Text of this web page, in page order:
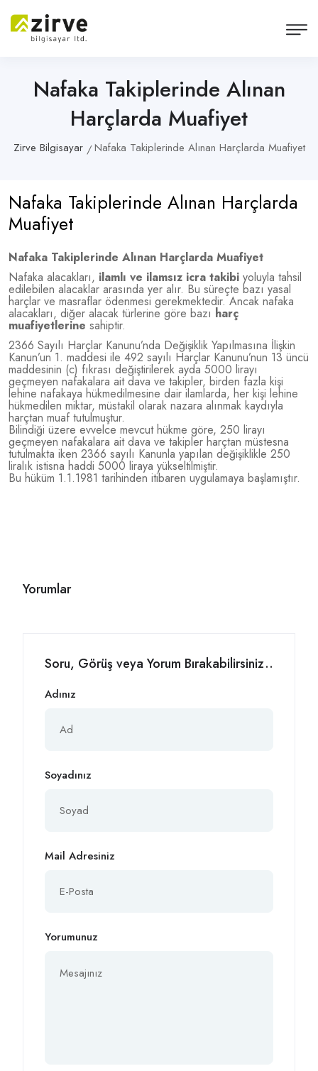
Nafaka Takiplerinde Alınan
Harçlarda Muafiyet
Zirve Bilgisayar Nafaka Takiplerinde Alınan Harçlarda Muafiyet
Nafaka Takiplerinde Alınan Harçlarda
Muafiyet
Nafaka Takiplerinde Alınan Harçlarda Muafiyet
Nafaka alacakları, ilamlı ve ilamsız icra takibi yoluyla tahsil
edilebilen alacaklar arasında yer alır. Bu süreçte bazı yasal
harçlar ve masraflar ödenmesi gerekmektedir. Ancak nafaka
alacakları, diğer alacak türlerine göre bazı harç
muafiyetlerine sahiptir.
2366 Sayılı Harçlar Kanunu’nda Değişiklik Yapılmasına İlişkin
Kanun’un 1. maddesi ile 492 sayılı Harçlar Kanunu’nun 13 üncü
maddesinin (c) fıkrası değiştirilerek ayda 5000 lirayı
geçmeyen nafakalara ait dava ve takipler, birden fazla kişi
lehine nafakaya hükmedilmesine dair ilamlarda, her kişi lehine
hükmedilen miktar, müstakil olarak nazara alınmak kaydıyla
harçtan muaf tutulmuştur.
Bilindiği üzere evvelce mevcut hükme göre, 250 lirayı
geçmeyen nafakalara ait dava ve takipler harçtan müstesna
tutulmakta iken 2366 sayılı Kanunla yapılan değişiklikle 250
liralık istisna haddi 5000 liraya yükseltilmiştir.
Bu hüküm 1.1.1981 tarihinden itibaren uygulamaya başlamıştır.
Yorumlar
Soru, Görüş veya Yorum Bırakabilirsiniz..
Adınız
Soyadınız
Mail Adresiniz
Yorumunuz